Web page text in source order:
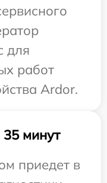
для
работ
Ardor.
минут
приедет в